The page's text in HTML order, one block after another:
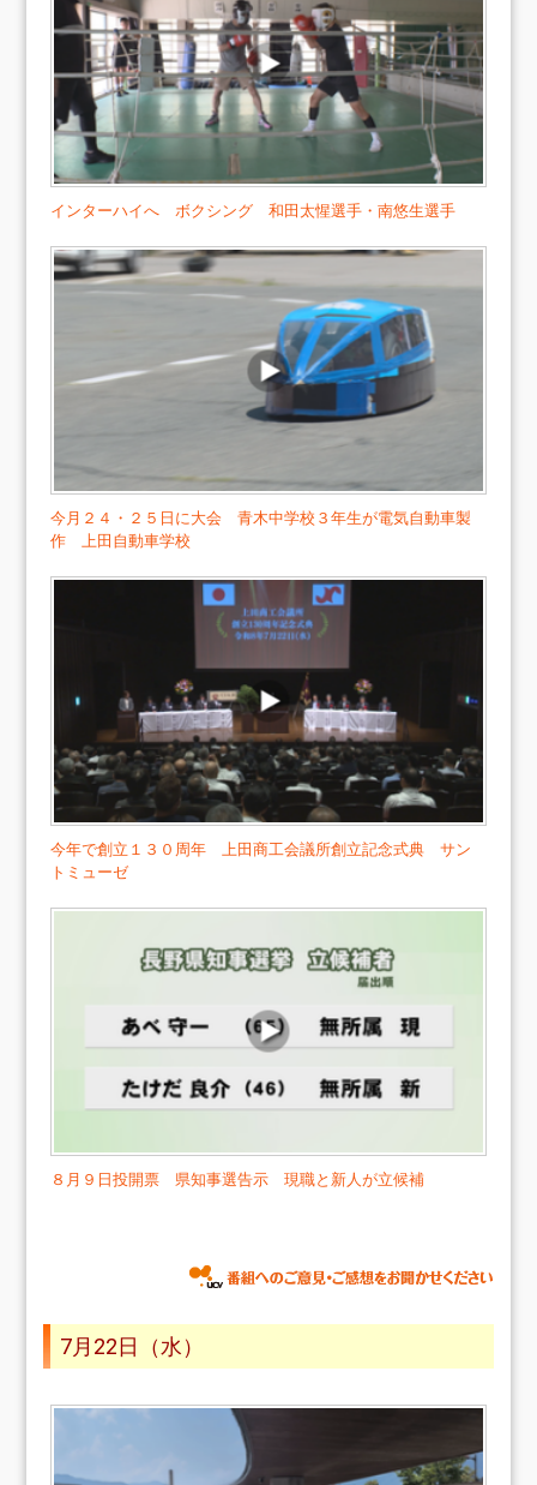
インターハイへ ボクシング 和田太惺選手・南悠生選手
今月２４・２５日に大会 青木中学校３年生が電気自動車製
作 上田自動車学校
今年で創立１３０周年 上田商工会議所創立記念式典 サン
トミューゼ
８月９日投開票 県知事選告示 現職と新人が立候補
7月22日（水）